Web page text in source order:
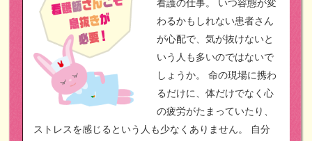
看護の仕事。
いつ容態が変
わるかもしれない患者さん
が心配で、気が抜けないと
いう人も多いのではないで
しょうか。
命の現場に携わ
るだけに、体だけでなく心
の疲労がたまっていたり、
ストレスを感じるという人も少なくありません。
自分